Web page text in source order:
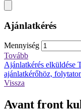
Ajánlatkérés
Mennyiség
Tovább
Ajánlatkérés elküldése
ajánlatkérőhöz,
Vissza
Avant front